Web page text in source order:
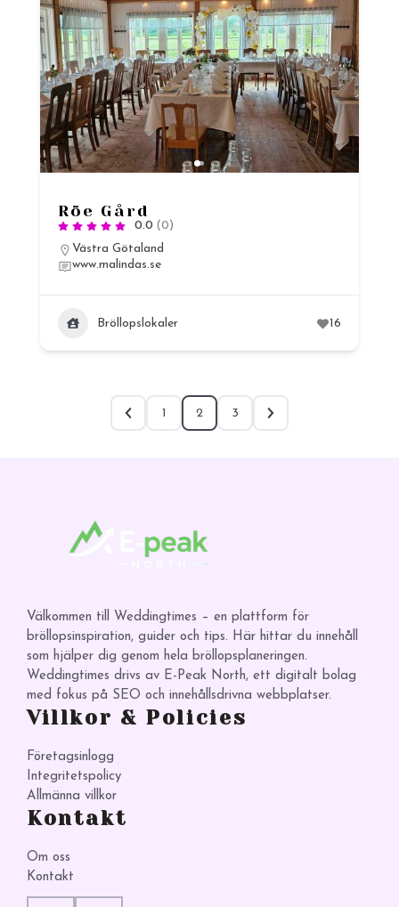
Röe Gård
0.0 (0)
Västra Götaland
www.malindas.se
Bröllopslokaler 16
1 2 3
Välkommen till Weddingtimes – en plattform för
bröllopsinspiration, guider och tips. Här hittar du innehåll
som hjälper dig genom hela bröllopsplaneringen.
Weddingtimes drivs av E-Peak North, ett digitalt bolag
med fokus på SEO och innehållsdrivna webbplatser.
Villkor & Policies
Företagsinlogg
Integritetspolicy
Allmänna villkor
Kontakt
Om oss
Kontakt